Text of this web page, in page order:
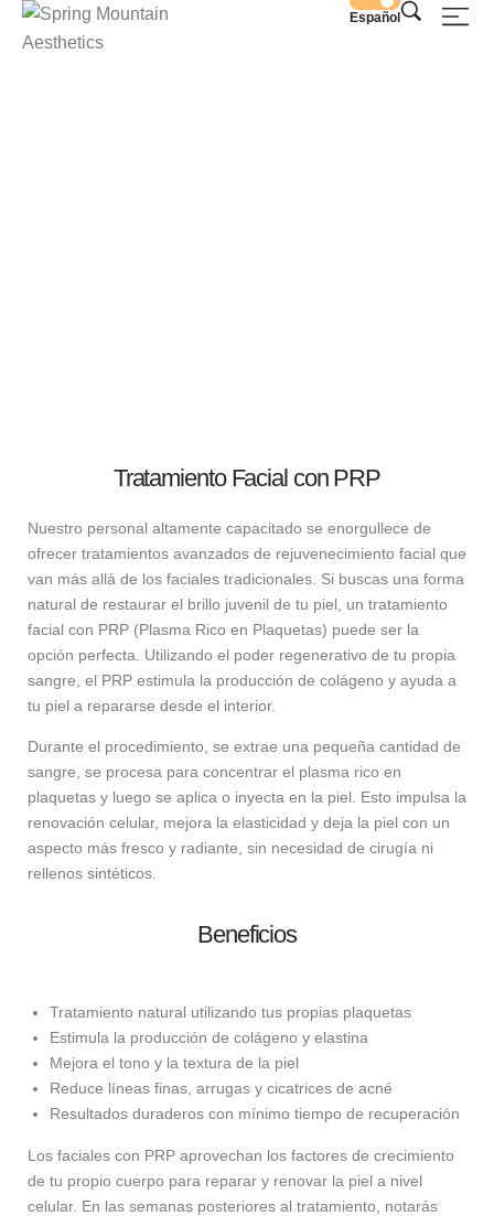
Español
Tratamiento Facial con PRP
Nuestro personal altamente capacitado se enorgullece de
ofrecer tratamientos avanzados de rejuvenecimiento facial que
van más allá de los faciales tradicionales. Si buscas una forma
natural de restaurar el brillo juvenil de tu piel, un tratamiento
facial con PRP (Plasma Rico en Plaquetas) puede ser la
opción perfecta. Utilizando el poder regenerativo de tu propia
sangre, el PRP estimula la producción de colágeno y ayuda a
tu piel a repararse desde el interior.
Durante el procedimiento, se extrae una pequeña cantidad de
sangre, se procesa para concentrar el plasma rico en
plaquetas y luego se aplica o inyecta en la piel. Esto impulsa la
renovación celular, mejora la elasticidad y deja la piel con un
aspecto más fresco y radiante, sin necesidad de cirugía ni
rellenos sintéticos.
Beneficios
Tratamiento natural utilizando tus propias plaquetas
Estimula la producción de colágeno y elastina
Mejora el tono y la textura de la piel
Reduce líneas finas, arrugas y cicatrices de acné
Resultados duraderos con mínimo tiempo de recuperación
Los faciales con PRP aprovechan los factores de crecimiento
de tu propio cuerpo para reparar y renovar la piel a nivel
celular. En las semanas posteriores al tratamiento, notarás